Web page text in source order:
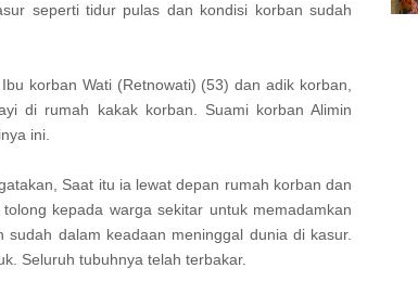
seperti tidur pulas dan kondisi korban sudah
korban Wati (Retnowati) (53) dan adik korban,
di rumah kakak korban. Suami korban Alimin
ini.
Saat itu ia lewat depan rumah korban dan
kepada warga sekitar untuk memadamkan
dalam keadaan meninggal dunia di kasur.
Seluruh tubuhnya telah terbakar.